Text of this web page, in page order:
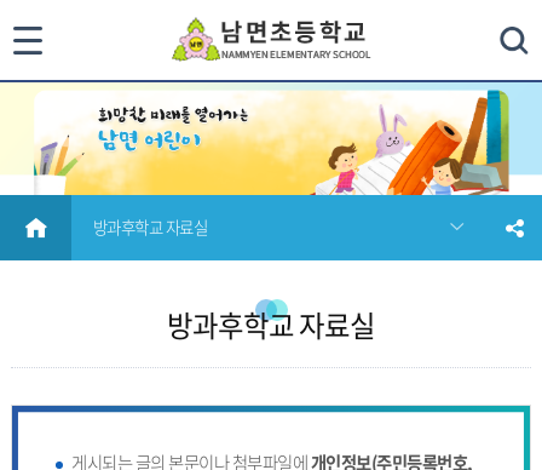
검색
통
검
닫
기
HOME 방과후학교 자료실
방과후학교 자료실
게시되는 글의 본문이나 첨부파일에개인정보(주민등록번호,